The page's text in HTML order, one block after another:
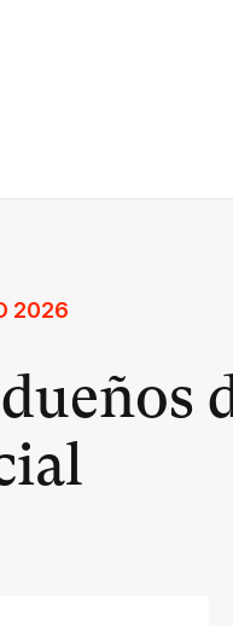
2026